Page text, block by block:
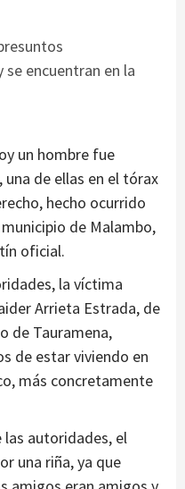
encuentran en la
un hombre fue
de ellas en el tórax
hecho ocurrido
de Malambo,
oficial.
la víctima
Arrieta Estrada, de
de Tauramena,
de estar viviendo en
más concretamente
las autoridades, el
una riña, ya que